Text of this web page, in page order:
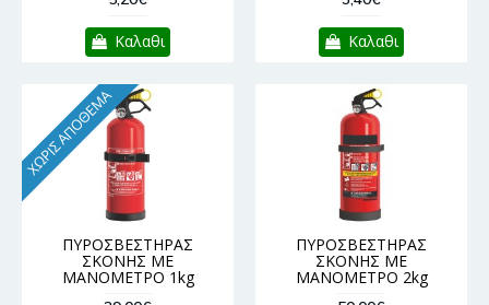
Καλαθι Καλαθι
ΧΩΡΊΣ ΑΠΌΘΕΜΑ
ΠΥΡΟΣΒΕΣΤΗΡΑΣ
ΣΚΟΝΗΣ ΜΕ
ΜΑΝΟΜΕΤΡΟ 1kg
ΠΥΡΟΣΒΕΣΤΗΡΑΣ
ΣΚΟΝΗΣ ΜΕ
ΜΑΝΟΜΕΤΡΟ 2kg